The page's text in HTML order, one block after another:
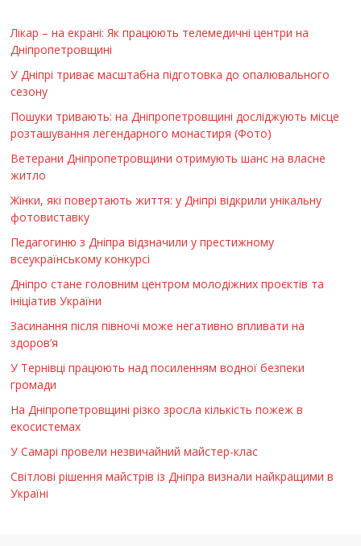
Лікар – на екрані: Як працюють телемедичні центри на
Дніпропетровщині
У Дніпрі триває масштабна підготовка до опалювального
сезону
Пошуки тривають: на Дніпропетровщині досліджують місце
розташування легендарного монастиря (Фото)
Ветерани Дніпропетровщини отримують шанс на власне
житло
Жінки, які повертають життя: у Дніпрі відкрили унікальну
фотовиставку
Педагогиню з Дніпра відзначили у престижному
всеукраїнському конкурсі
Дніпро стане головним центром молодіжних проєктів та
ініціатив України
Засинання після півночі може негативно впливати на
здоров’я
У Тернівці працюють над посиленням водної безпеки
громади
На Дніпропетровщині різко зросла кількість пожеж в
екосистемах
У Самарі провели незвичайний майстер-клас
Світлові рішення майстрів із Дніпра визнали найкращими в
Україні